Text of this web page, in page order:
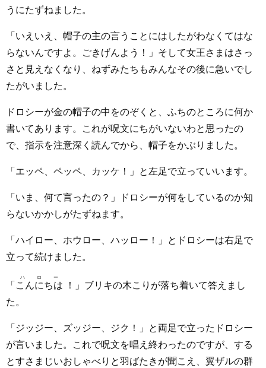
うにたずねました。
「いえいえ、帽子の主の言うことにはしたがわなくてはな
らないんですよ。ごきげんよう！」そして女王さまはさっ
さと見えなくなり、ねずみたちもみんなその後に急いでし
たがいました。
ドロシーが金の帽子の中をのぞくと、ふちのところに何か
書いてあります。これが呪文にちがいないわと思ったの
で、指示を注意深く読んでから、帽子をかぶりました。
「エッペ、ペッペ、カッケ！」と左足で立っていいます。
「いま、何て言ったの？」ドロシーが何をしているのか知
らないかかしがたずねます。
「ハイロー、ホウロー、ハッロー！」とドロシーは右足で
立って続けました。
「 こんにちは
ハロー
！」ブリキの木こりが落ち着いて答えまし
た。
「ジッジー、ズッジー、ジク！」と両足で立ったドロシー
が言いました。これで呪文を唱え終わったのですが、する
とすさまじいおしゃべりと羽ばたきが聞こえ、翼ザルの群